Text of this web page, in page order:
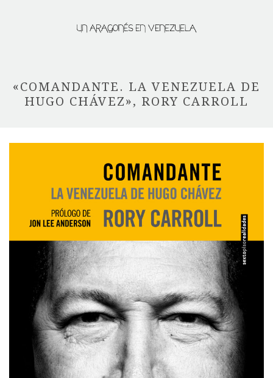
«COMANDANTE. LA VENEZUELA DE
HUGO CHÁVEZ», RORY CARROLL